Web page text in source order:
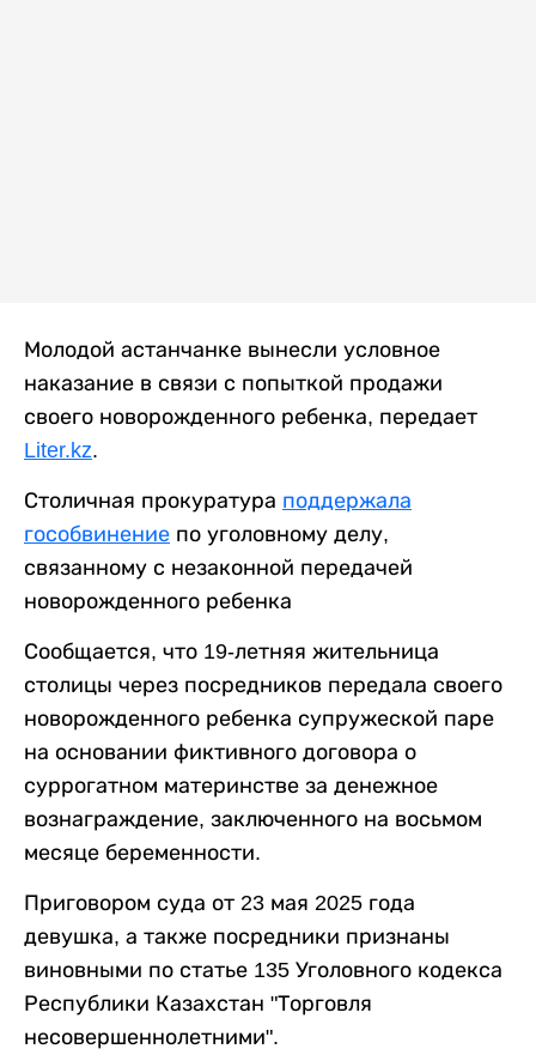
Молодой астанчанке вынесли условное
наказание в связи с попыткой продажи
своего новорожденного ребенка, передает
Liter.kz.
Столичная прокуратура поддержала
гособвинение по уголовному делу,
связанному с незаконной передачей
новорожденного ребенка
Сообщается, что 19-летняя жительница
столицы через посредников передала своего
новорожденного ребенка супружеской паре
на основании фиктивного договора о
суррогатном материнстве за денежное
вознаграждение, заключенного на восьмом
месяце беременности.
Приговором суда от 23 мая 2025 года
девушка, а также посредники признаны
виновными по статье 135 Уголовного кодекса
Республики Казахстан "Торговля
несовершеннолетними".